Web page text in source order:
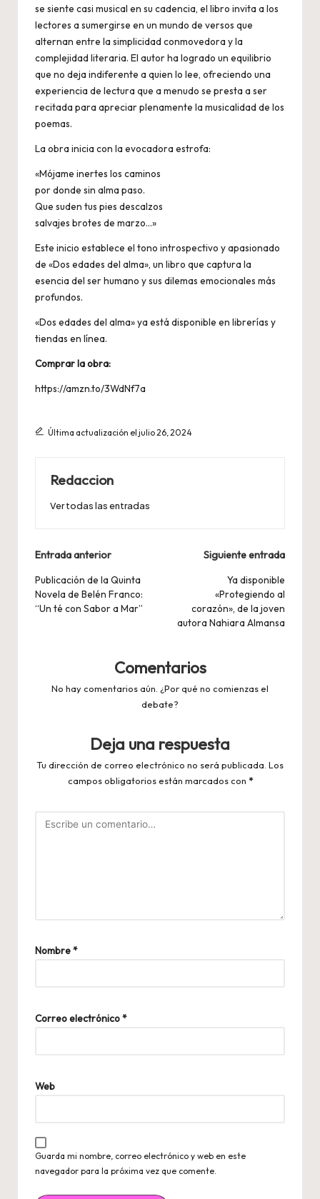
se siente casi musical en su cadencia, el libro invita a los
lectores a sumergirse en un mundo de versos que
alternan entre la simplicidad conmovedora y la
complejidad literaria. El autor ha logrado un equilibrio
que no deja indiferente a quien lo lee, ofreciendo una
experiencia de lectura que a menudo se presta a ser
recitada para apreciar plenamente la musicalidad de los
poemas.
La obra inicia con la evocadora estrofa:
«Mójame inertes los caminos
por donde sin alma paso.
Que suden tus pies descalzos
salvajes brotes de marzo…»
Este inicio establece el tono introspectivo y apasionado
de «Dos edades del alma», un libro que captura la
esencia del ser humano y sus dilemas emocionales más
profundos.
«Dos edades del alma» ya está disponible en librerías y
tiendas en línea.
Comprar la obra:
https://amzn.to/3WdNf7a
Última actualización el julio 26, 2024
Redaccion
Ver todas las entradas
Navegación
de
entradas
Entrada anterior
Publicación de la Quinta
Novela de Belén Franco:
“Un té con Sabor a Mar”
Siguiente entrada
Ya disponible
«Protegiendo al
corazón», de la joven
autora Nahiara Almansa
Comentarios
No hay comentarios aún. ¿Por qué no comienzas el
debate?
Deja una respuesta
Tu dirección de correo electrónico no será publicada. Los
campos obligatorios están marcados con *
Nombre*
Correo electrónico*
Web
Guarda mi nombre, correo electrónico y web en este
navegador para la próxima vez que comente.